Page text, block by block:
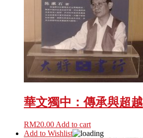
華文獨中：傳承與超越
RM20.00 Add to cart
Add to Wishlist